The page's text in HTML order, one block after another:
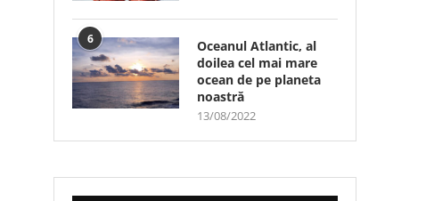
6
Oceanul Atlantic, al
doilea cel mai mare
ocean de pe planeta
noastră
13/08/2022